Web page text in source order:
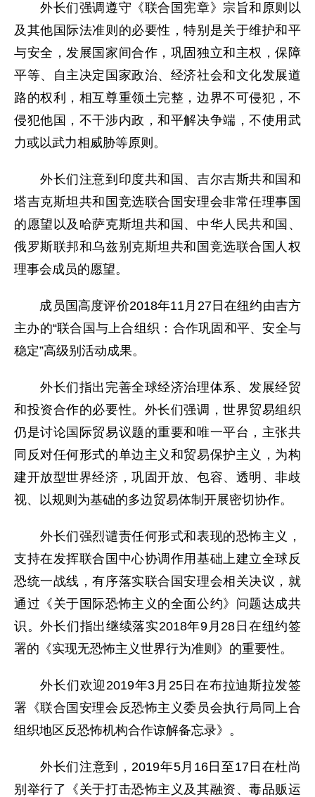
外长们强调遵守《联合国宪章》宗旨和原则以
及其他国际法准则的必要性，特别是关于维护和平
与安全，发展国家间合作，巩固独立和主权，保障
平等、自主决定国家政治、经济社会和文化发展道
路的权利，相互尊重领土完整，边界不可侵犯，不
侵犯他国，不干涉内政，和平解决争端，不使用武
力或以武力相威胁等原则。
外长们注意到印度共和国、吉尔吉斯共和国和
塔吉克斯坦共和国竞选联合国安理会非常任理事国
的愿望以及哈萨克斯坦共和国、中华人民共和国、
俄罗斯联邦和乌兹别克斯坦共和国竞选联合国人权
理事会成员的愿望。
成员国高度评价2018年11月27日在纽约由吉方
主办的“联合国与上合组织：合作巩固和平、安全与
稳定”高级别活动成果。
外长们指出完善全球经济治理体系、发展经贸
和投资合作的必要性。外长们强调，世界贸易组织
仍是讨论国际贸易议题的重要和唯一平台，主张共
同反对任何形式的单边主义和贸易保护主义，为构
建开放型世界经济，巩固开放、包容、透明、非歧
视、以规则为基础的多边贸易体制开展密切协作。
外长们强烈谴责任何形式和表现的恐怖主义，
支持在发挥联合国中心协调作用基础上建立全球反
恐统一战线，有序落实联合国安理会相关决议，就
通过《关于国际恐怖主义的全面公约》问题达成共
识。外长们指出继续落实2018年9月28日在纽约签
署的《实现无恐怖主义世界行为准则》的重要性。
外长们欢迎2019年3月25日在布拉迪斯拉发签
署《联合国安理会反恐怖主义委员会执行局同上合
组织地区反恐怖机构合作谅解备忘录》。
外长们注意到，2019年5月16日至17日在杜尚
别举行了《关于打击恐怖主义及其融资、毒品贩运